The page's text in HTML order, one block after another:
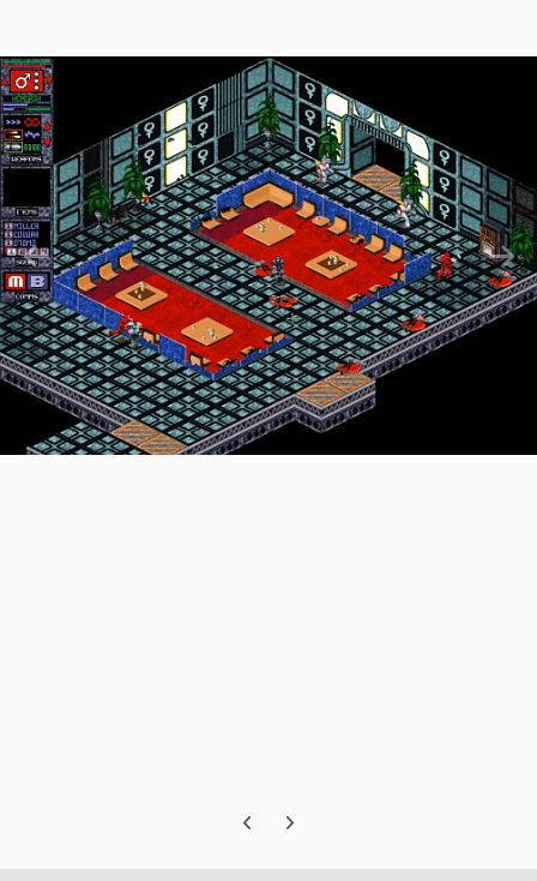
Previous carousel slide
Next carousel slide